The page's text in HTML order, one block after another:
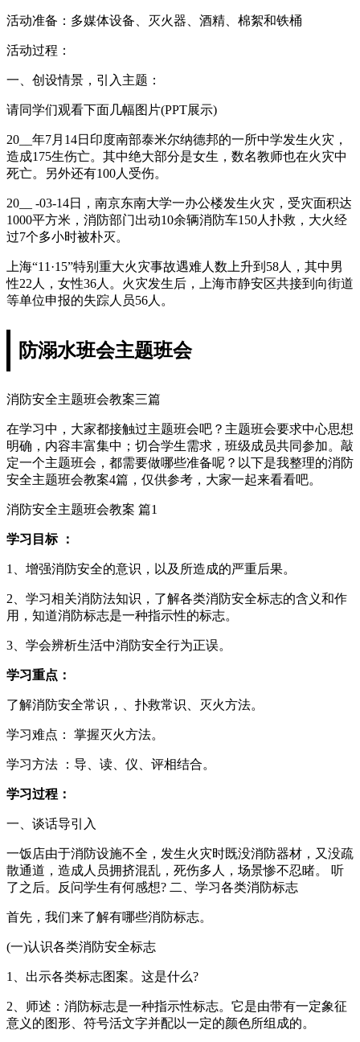
活动准备：多媒体设备、灭火器、酒精、棉絮和铁桶
活动过程：
一、创设情景，引入主题：
请同学们观看下面几幅图片(PPT展示)
20__年7月14日印度南部泰米尔纳德邦的一所中学发生火灾，
造成175生伤亡。其中绝大部分是女生，数名教师也在火灾中
死亡。另外还有100人受伤。
20__ -03-14日，南京东南大学一办公楼发生火灾，受灾面积达
1000平方米，消防部门出动10余辆消防车150人扑救，大火经
过7个多小时被朴灭。
上海“11·15”特别重大火灾事故遇难人数上升到58人，其中男
性22人，女性36人。火灾发生后，上海市静安区共接到向街道
等单位申报的失踪人员56人。
防溺水班会主题班会
消防安全主题班会教案三篇
在学习中，大家都接触过主题班会吧？主题班会要求中心思想
明确，内容丰富集中；切合学生需求，班级成员共同参加。敲
定一个主题班会，都需要做哪些准备呢？以下是我整理的消防
安全主题班会教案4篇，仅供参考，大家一起来看看吧。
消防安全主题班会教案 篇1
学习目标 ：
1、增强消防安全的意识，以及所造成的严重后果。
2、学习相关消防法知识，了解各类消防安全标志的含义和作
用，知道消防标志是一种指示性的标志。
3、学会辨析生活中消防安全行为正误。
学习重点：
了解消防安全常识，、扑救常识、灭火方法。
学习难点： 掌握灭火方法。
学习方法 ：导、读、仪、评相结合。
学习过程：
一、谈话导引入
一饭店由于消防设施不全，发生火灾时既没消防器材，又没疏
散通道，造成人员拥挤混乱，死伤多人，场景惨不忍睹。 听
了之后。反问学生有何感想? 二、学习各类消防标志
首先，我们来了解有哪些消防标志。
(一)认识各类消防安全标志
1、出示各类标志图案。这是什么?
2、师述：消防标志是一种指示性标志。它是由带有一定象征
意义的图形、符号活文字并配以一定的颜色所组成的。